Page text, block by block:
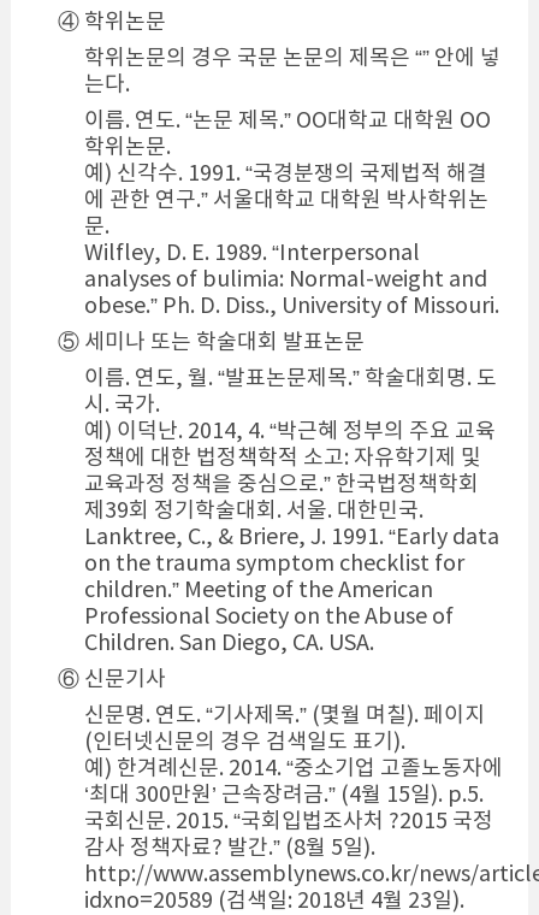
④ 학위논문
학위논문의 경우 국문 논문의 제목은 “” 안에 넣
는다.
이름. 연도. “논문 제목.” OO대학교 대학원 OO
학위논문.
예) 신각수. 1991. “국경분쟁의 국제법적 해결
에 관한 연구.” 서울대학교 대학원 박사학위논
문.
Wilfley, D. E. 1989. “Interpersonal
analyses of bulimia: Normal-weight and
obese.” Ph. D. Diss., University of Missouri.
⑤ 세미나 또는 학술대회 발표논문
이름. 연도, 월. “발표논문제목.” 학술대회명. 도
시. 국가.
예) 이덕난. 2014, 4. “박근혜 정부의 주요 교육
정책에 대한 법정책학적 소고: 자유학기제 및
교육과정 정책을 중심으로.” 한국법정책학회
제39회 정기학술대회. 서울. 대한민국.
Lanktree, C., & Briere, J. 1991. “Early data
on the trauma symptom checklist for
children.” Meeting of the American
Professional Society on the Abuse of
Children. San Diego, CA. USA.
⑥ 신문기사
신문명. 연도. “기사제목.” (몇월 며칠). 페이지
(인터넷신문의 경우 검색일도 표기).
예) 한겨례신문. 2014. “중소기업 고졸노동자에
‘최대 300만원’ 근속장려금.” (4월 15일). p.5.
국회신문. 2015. “국회입법조사처 ?2015 국정
감사 정책자료? 발간.” (8월 5일).
http://www.assemblynews.co.kr/news/
idxno=20589 (검색일: 2018년 4월 23일).